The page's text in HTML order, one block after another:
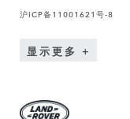
沪ICP备11001621号-8
显示更多